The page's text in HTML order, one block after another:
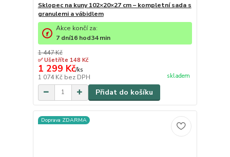
Sklopec na kuny 102×20×27 cm – kompletní sada s
granulemi a vábidlem
1 447 Kč
✅ Ušetříte 148 Kč
1 299 Kč/ks
1 074 Kč bez DPH skladem
Akce končí za:
7 dní16 hod34min
Přidat do košíku
Doprava ZDARMA